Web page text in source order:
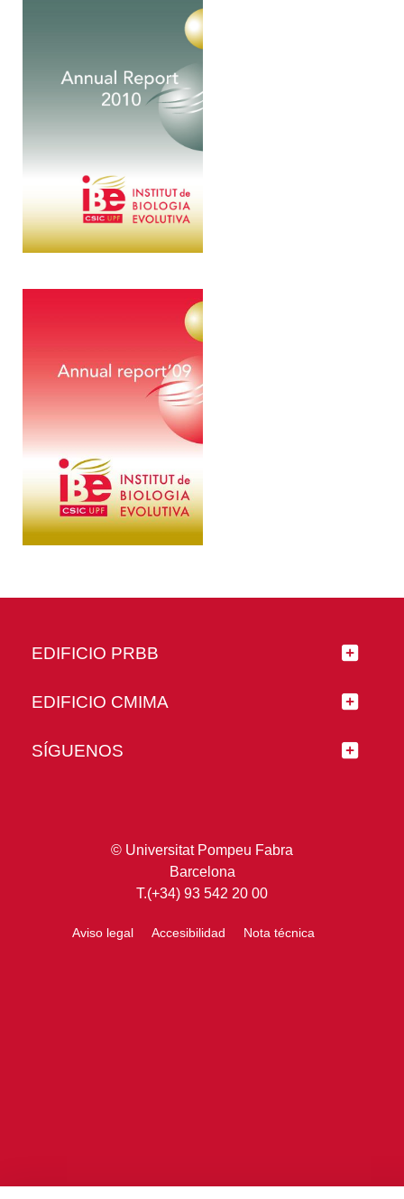
EDIFICIO PRBB
EDIFICIO CMIMA
SÍGUENOS
© Universitat Pompeu Fabra
Barcelona
T.(+34) 93 542 20 00
Aviso legal Accesibilidad Nota técnica